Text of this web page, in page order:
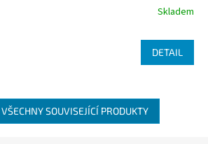
Skladem
DETAIL
SOUVISEJÍCÍ PRODUKTY